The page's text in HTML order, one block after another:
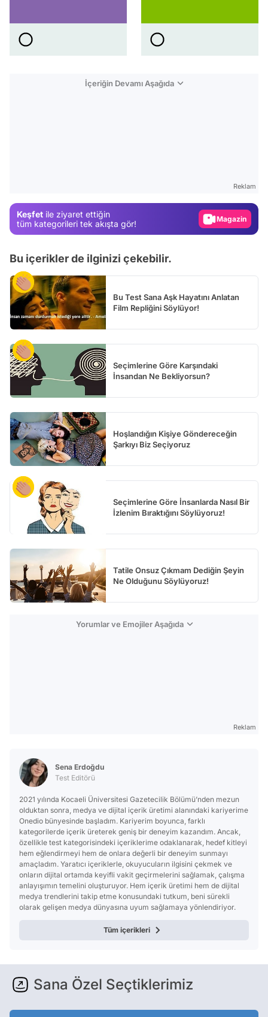
İçeriğin Devamı Aşağıda
Reklam
Keşfet ile ziyaret ettiğin
tüm kategorileri tek akışta gör!
Video
Bu içerikler de ilginizi çekebilir.
Bu Test Sana Aşk Hayatını Anlatan
Film Repliğini Söylüyor!
Seçimlerine Göre Karşındaki
İnsandan Ne Bekliyorsun?
Hoşlandığın Kişiye Göndereceğin
Şarkıyı Biz Seçiyoruz
Seçimlerine Göre İnsanlarda Nasıl Bir
İzlenim Bıraktığını Söylüyoruz!
Tatile Onsuz Çıkmam Dediğin Şeyin
Ne Olduğunu Söylüyoruz!
Yorumlar ve Emojiler Aşağıda
Reklam
Sena Erdoğdu
Test Editörü
2021 yılında Kocaeli Üniversitesi Gazetecilik Bölümü’nden mezun
olduktan sonra, medya ve dijital içerik üretimi alanındaki kariyerime
Onedio bünyesinde başladım. Kariyerim boyunca, farklı
kategorilerde içerik üreterek geniş bir deneyim kazandım. Ancak,
özellikle test kategorisindeki içeriklerime odaklanarak, hedef kitleyi
hem eğlendirmeyi hem de onlara değerli bir deneyim sunmayı
amaçladım. Yaratıcı içeriklerle, okuyucuların ilgisini çekmek ve
onların dijital ortamda keyifli vakit geçirmelerini sağlamak, çalışma
anlayışımın temelini oluşturuyor. Hem içerik üretimi hem de dijital
medya trendlerini takip etme konusundaki tutkum, beni sürekli
olarak gelişen medya dünyasına uyum sağlamaya yönlendiriyor.
Tüm içerikleri
Sana Özel Seçtiklerimiz